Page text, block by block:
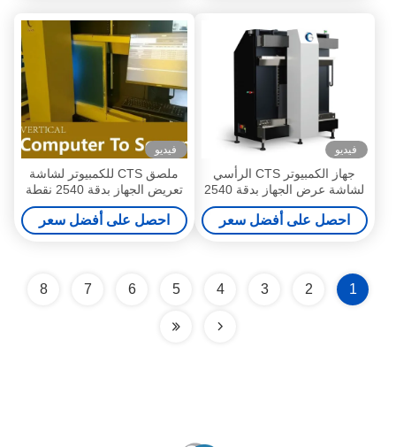
فيديو
جهاز الكمبيوتر CTS الرأسي
لشاشة عرض الجهاز بدقة 2540
نقطة في البوصة
احصل على أفضل سعر
فيديو
ملصق CTS للكمبيوتر لشاشة
تعريض الجهاز بدقة 2540 نقطة
في البوصة 1200 × 1300 مم
احصل على أفضل سعر
1
2
3
4
5
6
7
8